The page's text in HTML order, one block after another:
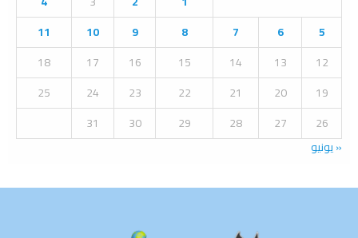
R
C
H
5
6
7
8
9
10
11
12
13
14
15
16
17
18
19
20
21
22
23
24
25
26
27
28
29
30
31
« يونيو